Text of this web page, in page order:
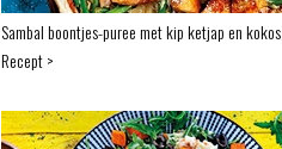
Sambal boontjes-puree met kip ketjap en kokos
Recept >